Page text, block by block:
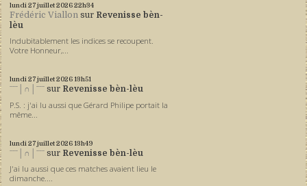
lundi 27juillet 202622h34
Frédéric Viallon sur Revenisse bèn-
lèu
Indubitablement les indices se recoupent.
Votre Honneur,...
lundi 27juillet 202613h51
ˉˉˉ│∩│ˉˉˉ sur Revenisse bèn-lèu
P.S. : j'ai lu aussi que Gérard Philipe portait la
même...
lundi 27juillet 202613h49
ˉˉˉ│∩│ˉˉˉ sur Revenisse bèn-lèu
J'ai lu aussi que ces matches avaient lieu le
dimanche....